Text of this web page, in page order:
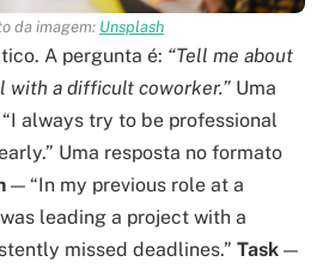
da imagem: Unsplash
A pergunta é: “Tell me about
with a difficult coworker.” Uma
always try to be professional
Uma resposta no formato
— “In my previous role at a
leading a project with a
missed deadlines.” Task —